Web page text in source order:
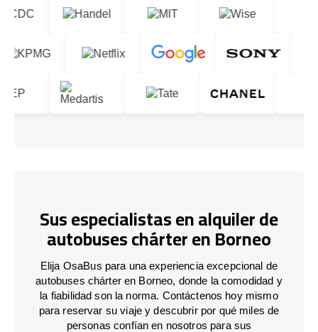
Sus especialistas en alquiler de
autobuses chárter en Borneo
Elija OsaBus para una experiencia excepcional de
autobuses chárter en Borneo, donde la comodidad y
la fiabilidad son la norma. Contáctenos hoy mismo
para reservar su viaje y descubrir por qué miles de
personas confían en nosotros para sus